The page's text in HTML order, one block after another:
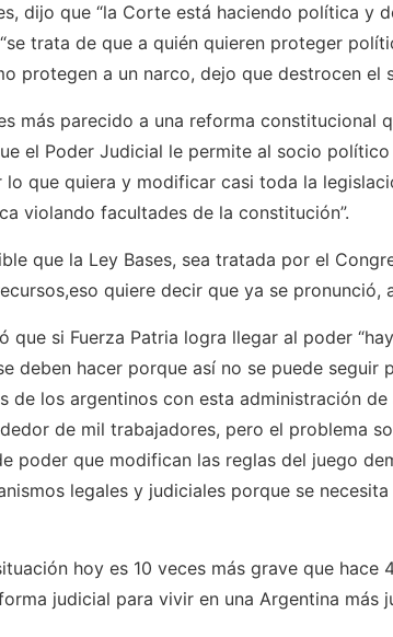
dijo que “la Corte está haciendo política y
trata de que a quién quieren proteger
protegen a un narco, dejo que destrocen el
más parecido a una reforma constitucional
el Poder Judicial le permite al socio
lo que quiera y modificar casi toda la
violando facultades de la constitución”.
que la Ley Bases, sea tratada por el
quiere decir que ya se pronunció,
que si Fuerza Patria logra llegar al poder
deben hacer porque así no se puede seguir
de los argentinos con esta administración
de mil trabajadores, pero el problema
poder que modifican las reglas del juego
legales y judiciales porque se
hoy es 10 veces más grave que hace
judicial para vivir en una Argentina más